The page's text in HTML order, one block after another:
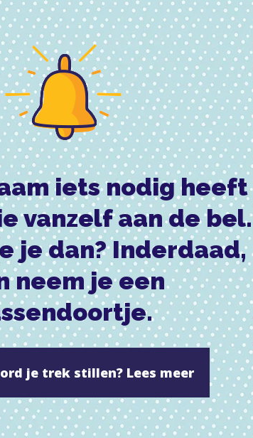
iets nodig heeft
vanzelf aan de bel.
je dan? Inderdaad,
neem je een
je trek stillen? Lees meer